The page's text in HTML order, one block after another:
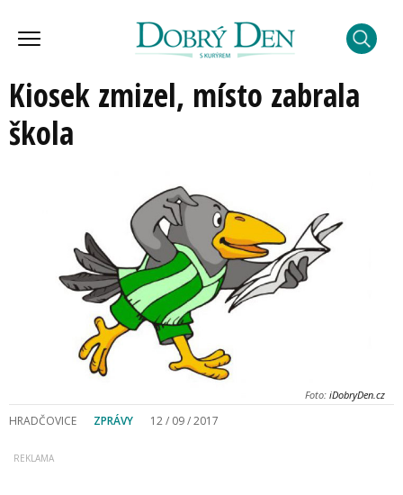
Kiosek zmizel, místo zabrala
škola
Foto: iDobryDen.cz
HRADČOVICE ZPRÁVY 12 / 09 / 2017